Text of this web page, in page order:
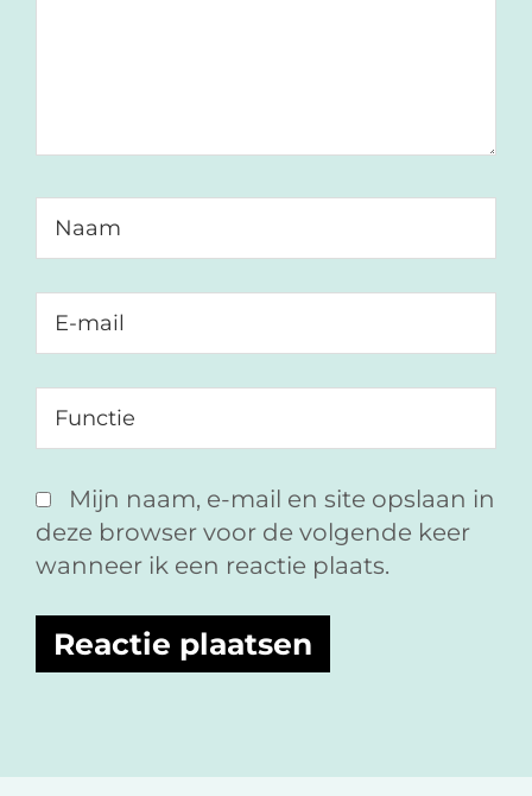
Mijn naam, e-mail en site opslaan in
deze browser voor de volgende keer
wanneer ik een reactie plaats.